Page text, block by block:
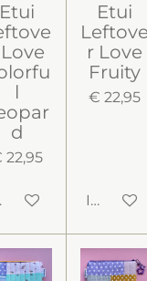
Etui
l
d
22,95
winkelwagen
Etui
Leftove
r Love
Fruity
€ 22,95
In